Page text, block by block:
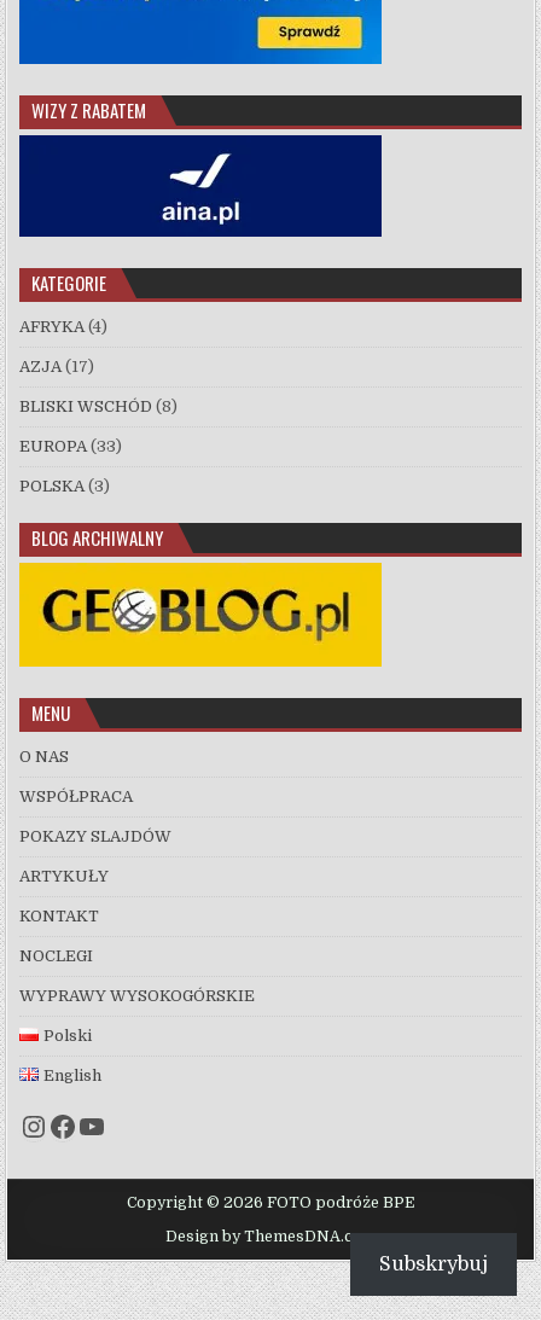
WIZY Z RABATEM
KATEGORIE
AFRYKA (4)
AZJA (17)
BLISKI WSCHÓD (8)
EUROPA (33)
POLSKA (3)
BLOG ARCHIWALNY
MENU
O NAS
WSPÓŁPRACA
POKAZY SLAJDÓW
ARTYKUŁY
KONTAKT
NOCLEGI
WYPRAWY WYSOKOGÓRSKIE
Polski
English
Instagram
Facebook
YouTube
Copyright © 2026 FOTO podróże BPE
Design by ThemesDNA.com
Subskrybuj